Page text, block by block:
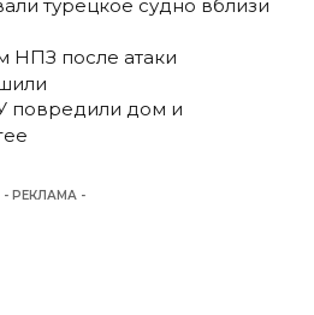
турецкое судно вблизи
НПЗ после атаки
повредили дом и
- РЕКЛАМА -